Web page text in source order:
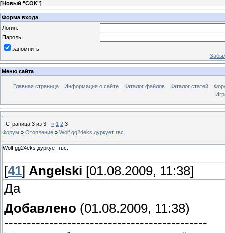
[Новый "СОК"]
Форма входа
Логин:
Пароль:
запомнить
Меню сайта
Главная страница Информация о сайте Каталог файлов Каталог статей
Страница 3 из 3 « 1 2 3
Форум » Отопление » Wolf gg24eks дуркует гвс.
Wolf gg24eks дуркует гвс.
[41] Angelski [01.08.2009, 11:38]
Да
Добавлено (01.08.2009, 11:38)
---------------------------------------------